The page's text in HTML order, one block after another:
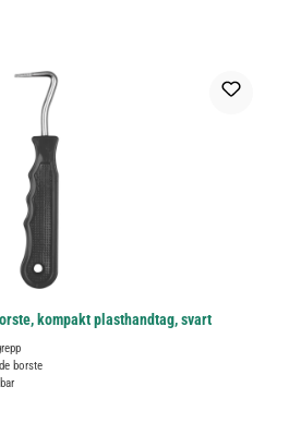
kompakt plasthandtag, svart
borste